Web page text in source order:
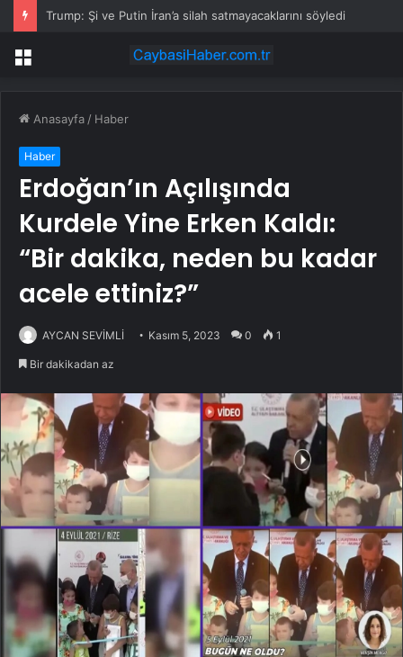
Trump: Şi ve Putin İran’a silah satmayacaklarını söyledi
Menü
Anasayfa / Haber
Haber
Erdoğan’ın Açılışında
Kurdele Yine Erken Kaldı:
“Bir dakika, neden bu kadar
acele ettiniz?”
AYCAN SEVİMLİ Kasım 5, 2023 0 1
Bir dakikadan az